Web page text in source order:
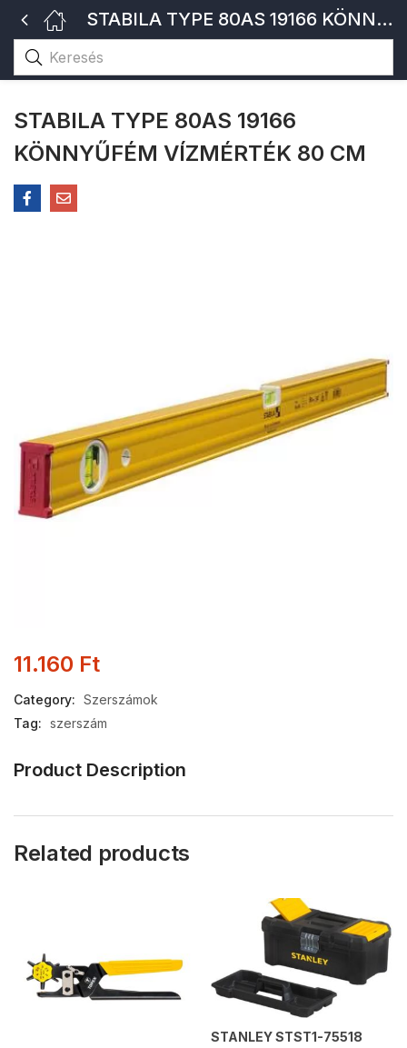
STABILA TYPE 80AS 19166 KÖNNYŰFÉM VÍZMÉRTÉK 80 CM
STABILA TYPE 80AS 19166
KÖNNYŰFÉM VÍZMÉRTÉK 80 CM
11.160 Ft
Category: Szerszámok
Tag: szerszám
Product Description
Related products
STANLEY STST1-75518